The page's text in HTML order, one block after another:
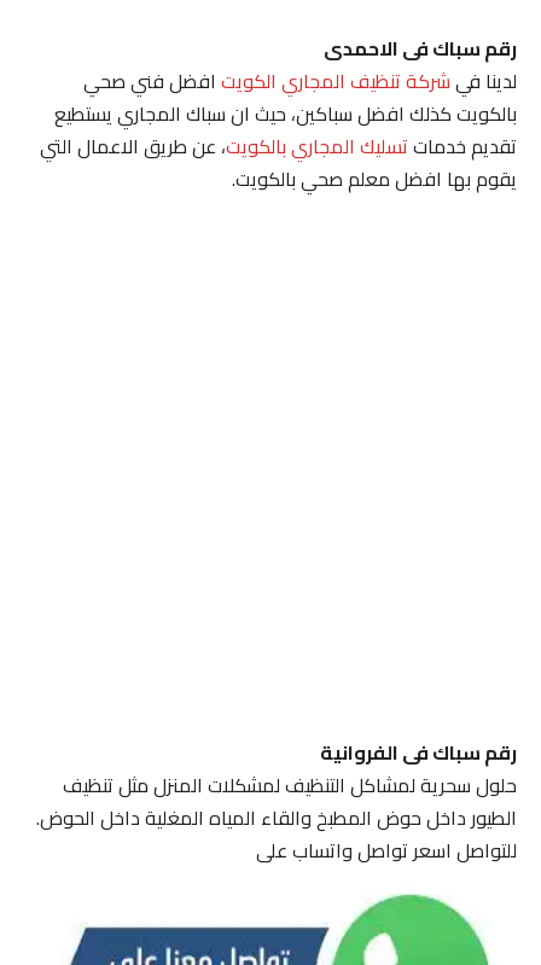
رقم سباك فى الاحمدى
لدينا فيشركة تنظيف المجاري الكويتافضل فني صحي
بالكويت كذلك افضل سباكين، حيث ان سباك المجاري يستطيع
تقديم خدماتتسليك المجاري بالكويت، عن طريق الاعمال التي
يقوم بها افضل معلم صحي بالكويت.
رقم سباك فى الفروانية
حلول سحرية لمشاكل التنظيف لمشكلات المنزل مثل تنظيف
الطيور داخل حوض المطبخ والقاء المياه المغلية داخل الحوض.
للتواصل اسعر تواصل واتساب على